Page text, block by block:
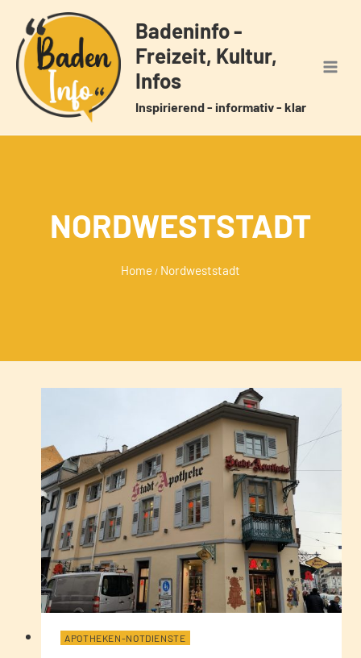
Inhalt
springen
Badeninfo -
Freizeit, Kultur,
Infos
Inspirierend - informativ - klar
NORDWESTSTADT
Home / Nordweststadt
APOTHEKEN-NOTDIENSTE